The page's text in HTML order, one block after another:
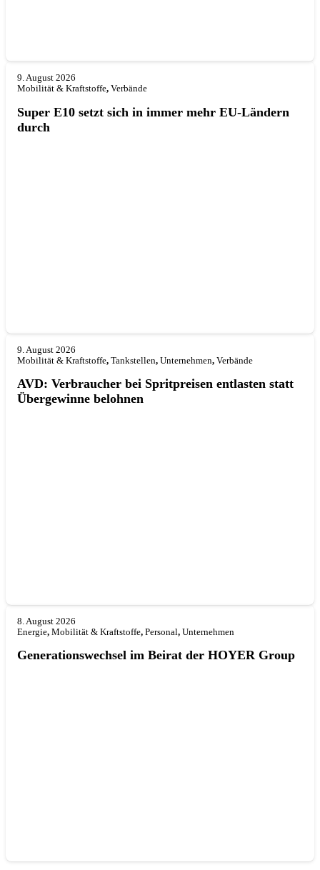
9. August 2026
Mobilität & Kraftstoffe, Verbände
Super E10 setzt sich in immer mehr EU-Ländern
durch
9. August 2026
Mobilität & Kraftstoffe, Tankstellen, Unternehmen, Verbände
AVD: Verbraucher bei Spritpreisen entlasten statt
Übergewinne belohnen
8. August 2026
Energie, Mobilität & Kraftstoffe, Personal, Unternehmen
Generationswechsel im Beirat der HOYER Group